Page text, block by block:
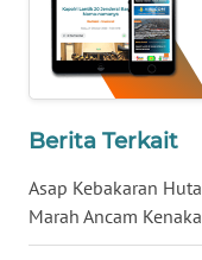
Berita Terkait
Asap Kebakaran
Marah Ancam
WN
KALTARA
WN
WN
KALTIM